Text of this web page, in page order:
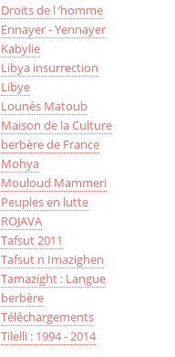
Droits de l ’homme
Ennayer - Yennayer
Kabylie
Libya insurrection
Libye
Lounès Matoub
Maison de la Culture
berbère de France
Mohya
Mouloud Mammeri
Peuples en lutte
ROJAVA
Tafsut 2011
Tafsut n Imazighen
Tamazight : Langue
berbère
Téléchargements
Tilelli : 1994 - 2014